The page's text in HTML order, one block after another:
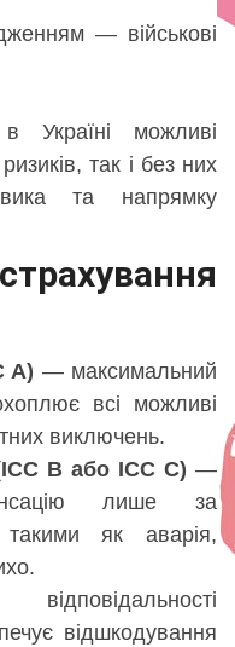
— військові
Україні можливі
так і без них
та напрямку
A) — максимальний
всі можливі
виключень.
B або ICC C) —
лише за
як аварія,
відшкодування